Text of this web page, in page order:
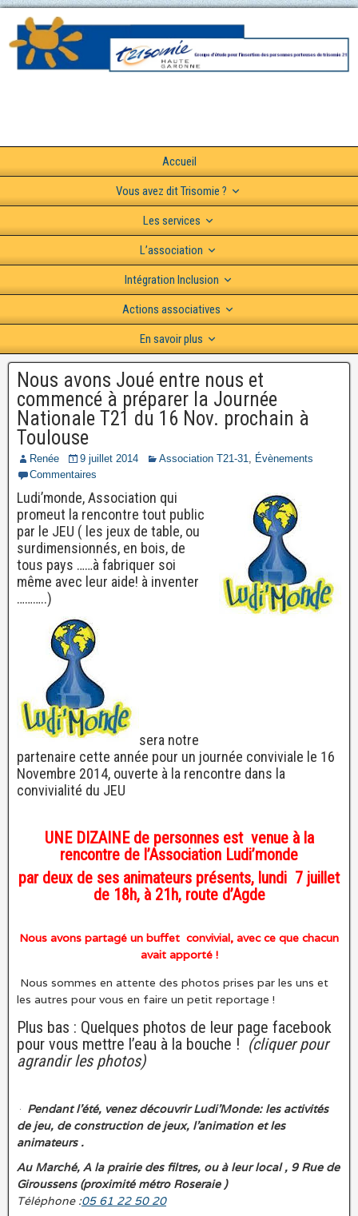
Accueil
Vous avez dit Trisomie ?
Les services
L’association
Intégration Inclusion
Actions associatives
En savoir plus
Nous avons Joué entre nous et
commencé à préparer la Journée
Nationale T21 du 16 Nov. prochain à
Toulouse
Renée 9 juillet 2014 Association T21-31, Évènements
Commentaires
Ludi’monde, Association qui
promeut la rencontre tout public
par le JEU ( les jeux de table, ou
surdimensionnés, en bois, de
tous pays ……à fabriquer soi
même avec leur aide! à inventer
………..)
sera notre
partenaire cette année pour un journée conviviale le 16
Novembre 2014, ouverte à la rencontre dans la
convivialité du JEU
UNE DIZAINE de personnes est venue à la
rencontre de l’Association Ludi’monde
par deux de ses animateurs présents, lundi 7 juillet
de 18h, à 21h, route d’Agde
Nous avons partagé un buffet convivial, avec ce que chacun
avait apporté !
Nous sommes en attente des photos prises par les uns et
les autres pour vous en faire un petit reportage !
Plus bas : Quelques photos de leur page facebook
pour vous mettre l’eau à la bouche ! (cliquer pour
agrandir les photos)
Pendant l’été, venez découvrir Ludi’Monde: les activités
de jeu, de construction de jeux, l’animation et les
animateurs .
Au Marché, A la prairie des filtres, ou à leur local , 9 Rue de
Giroussens (proximité métro Roseraie )
Téléphone :05 61 22 50 20